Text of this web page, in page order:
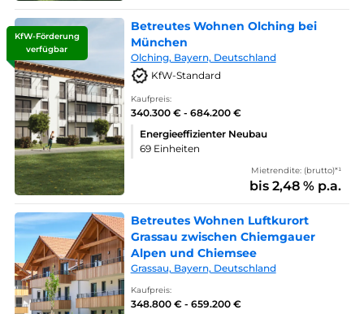
KfW-Förderung
verfügbar
Betreutes Wohnen Olching bei
München
Olching, Bayern, Deutschland
KfW-Standard
Kaufpreis:
340.300 € - 684.200 €
Energieeffizienter Neubau
69 Einheiten
Mietrendite: (brutto)*¹
bis 2,48 % p.a.
Betreutes Wohnen Luftkurort
Grassau zwischen Chiemgauer
Alpen und Chiemsee
Grassau, Bayern, Deutschland
Kaufpreis:
348.800 € - 659.200 €